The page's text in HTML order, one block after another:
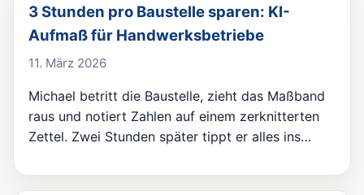
3 Stunden pro Baustelle sparen: KI-
Aufmaß für Handwerksbetriebe
11. März 2026
Michael betritt die Baustelle, zieht das Maßband
raus und notiert Zahlen auf einem zerknitterten
Zettel. Zwei Stunden später tippt er alles ins…